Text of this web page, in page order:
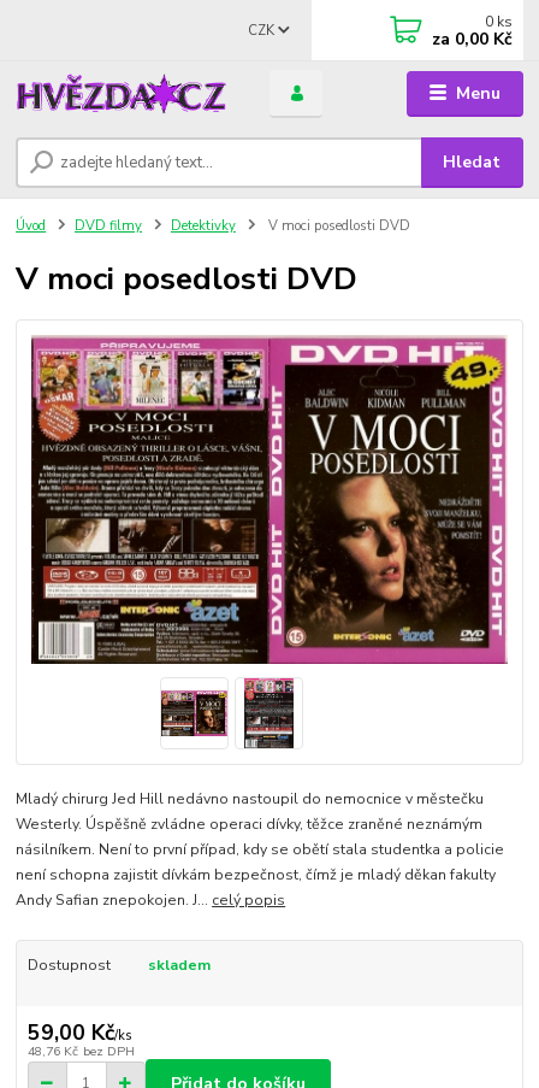
Menu
CZK
Hledat
0 ks
za 0,00 Kč
Úvod DVD filmy Detektivky V moci posedlosti DVD
V moci posedlosti DVD
Mladý chirurg Jed Hill nedávno nastoupil do nemocnice v městečku
Westerly. Úspěšně zvládne operaci dívky, těžce zraněné neznámým
násilníkem. Není to první případ, kdy se obětí stala studentka a policie
není schopna zajistit dívkám bezpečnost, čímž je mladý děkan fakulty
Andy Safian znepokojen. J... celý popis
Dostupnost skladem
59,00 Kč/ks
48,76 Kč bez DPH
Přidat do košíku